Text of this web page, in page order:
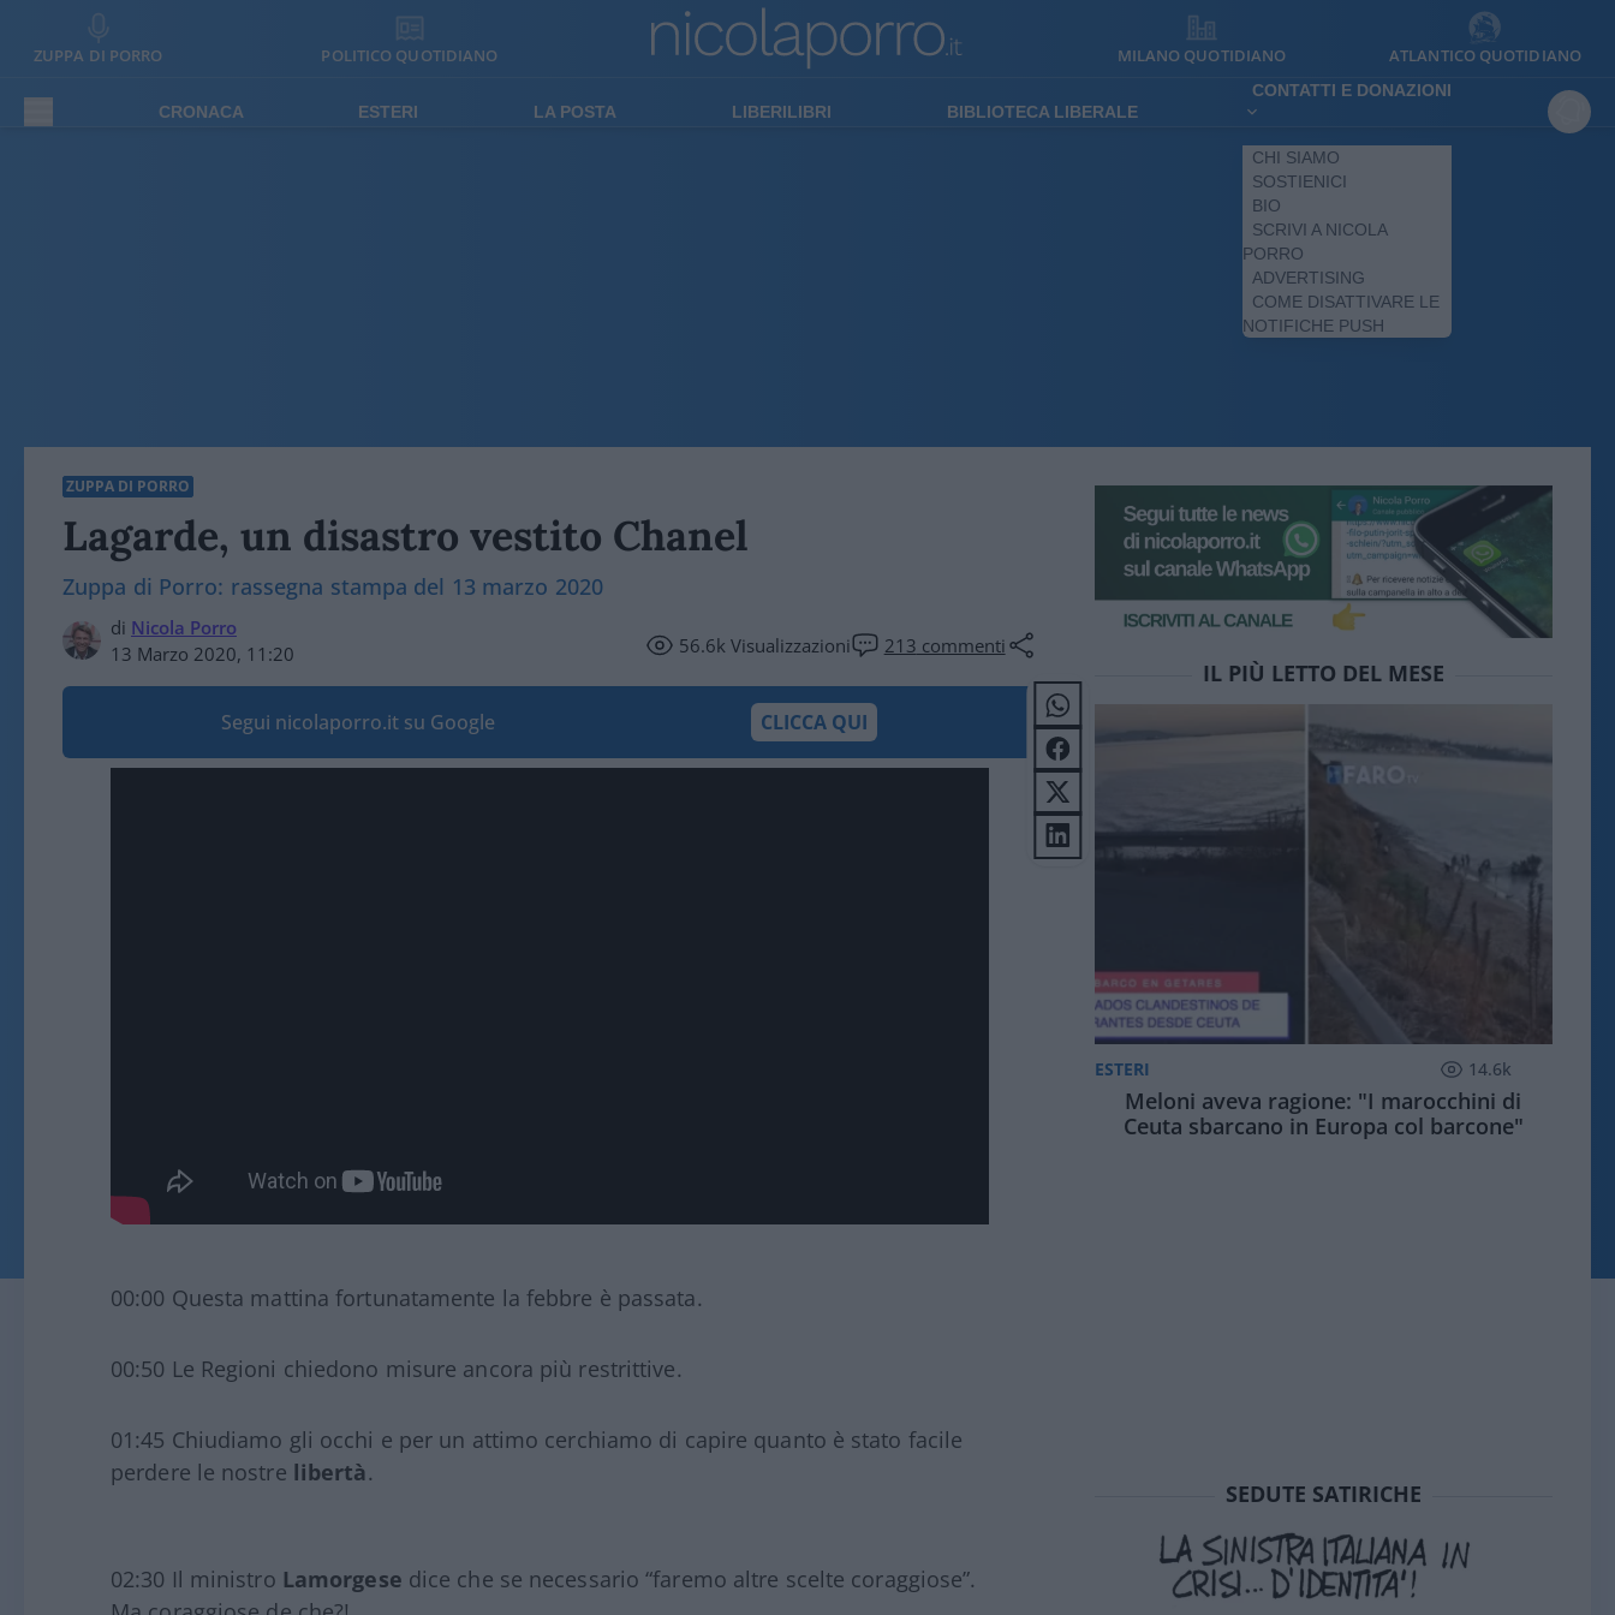
ZUPPA DI PORRO POLITICO QUOTIDIANO MILANO QUOTIDIANO ATLANTICO QUOTIDIANO
CRONACA ESTERI LA POSTA LIBERILIBRI BIBLIOTECA LIBERALE
CONTATTI E DONAZIONI
CHI SIAMO
SOSTIENICI
BIO
SCRIVI A NICOLA
PORRO
ADVERTISING
COME DISATTIVARE LE
NOTIFICHE PUSH
ZUPPA DI PORRO
Lagarde, un disastro vestito Chanel
Zuppa di Porro: rassegna stampa del 13 marzo 2020
di Nicola Porro
13 Marzo 2020, 11:20
56.6kVisualizzazioni 213 commenti
Segui nicolaporro.it su Google CLICCA QUI
00:00 Questa mattina fortunatamente la febbre è passata.
00:50 Le Regioni chiedono misure ancora più restrittive.
01:45 Chiudiamo gli occhi e per un attimo cerchiamo di capire quanto è stato facile
perdere le nostre libertà.
02:30 Il ministro Lamorgese dice che se necessario “faremo altre scelte coraggiose”.
IL PIÙ LETTO DEL MESE
ESTERI 14.6k
Meloni aveva ragione: "I marocchini di
Ceuta sbarcano in Europa col barcone"
SEDUTE SATIRICHE